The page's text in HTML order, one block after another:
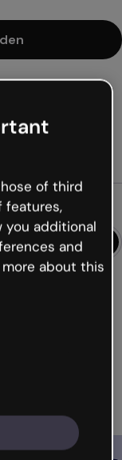
of third
features,
you additional
and
about this